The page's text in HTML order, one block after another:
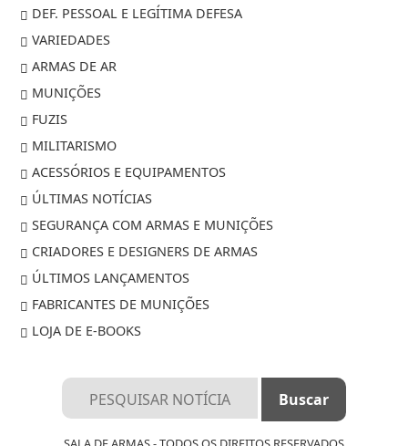
DEF. PESSOAL E LEGÍTIMA DEFESA
VARIEDADES
ARMAS DE AR
MUNIÇÕES
FUZIS
MILITARISMO
ACESSÓRIOS E EQUIPAMENTOS
ÚLTIMAS NOTÍCIAS
SEGURANÇA COM ARMAS E MUNIÇÕES
CRIADORES E DESIGNERS DE ARMAS
ÚLTIMOS LANÇAMENTOS
FABRICANTES DE MUNIÇÕES
LOJA DE E-BOOKS
Termos de Uso e Privacidade